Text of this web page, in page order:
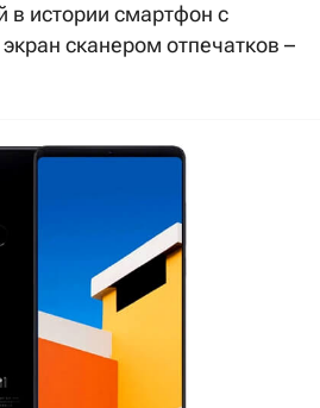
в истории смартфон с
сканером отпечатков –